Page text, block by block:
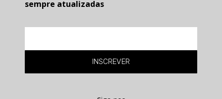
sempre atualizadas
INSCREVER